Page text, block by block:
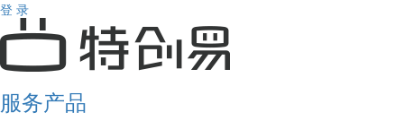
登 录
服务产品